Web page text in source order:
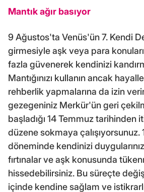
Mantık ağır basıyor
9 Ağustos'ta Venüs'ün 7. Kendi
girmesiyle aşk veya para
fazla güvenerek kendinizi
Mantığınızı kullanın ancak
rehberlik yapmalarına da izin
gezegeniniz Merkür'ün geri
başladığı 14 Temmuz tarihinden
düzene sokmaya çalışıyorsunuz.
döneminde kendinizi
fırtınalar ve aşk konusunda
hissedebilirsiniz. Bu süreçte
içinde kendine sağlam ve